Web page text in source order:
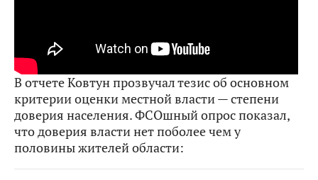
В отчете Ковтун прозвучал тезис об основном
критерии оценки местной власти — степени
доверия населения. ФСОшный опрос показал,
что доверия власти нет поболее чем у
половины жителей области: